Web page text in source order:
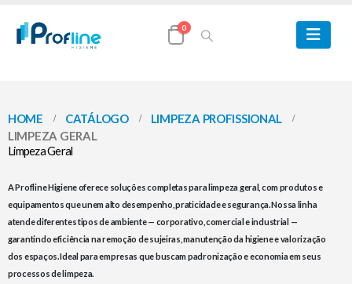
0
HOME CATÁLOGO
LIMPEZA PROFISSIONAL
LIMPEZA GERAL
Limpeza Geral
A Profline Higiene oferece soluções completas para limpeza geral, com produtos e
equipamentos que unem alto desempenho, praticidade e segurança. Nossa linha
atende diferentes tipos de ambiente — corporativo, comercial e industrial —
garantindo eficiência na remoção de sujeiras, manutenção da higiene e valorização
dos espaços. Ideal para empresas que buscam padronização e economia em seus
processos de limpeza.